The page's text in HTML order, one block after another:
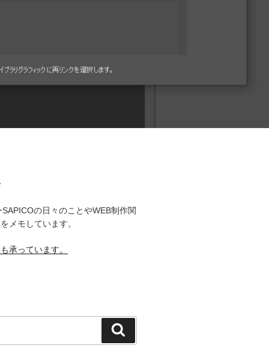
の日々のことやWEB制作関
メモしています。
承っています。
索